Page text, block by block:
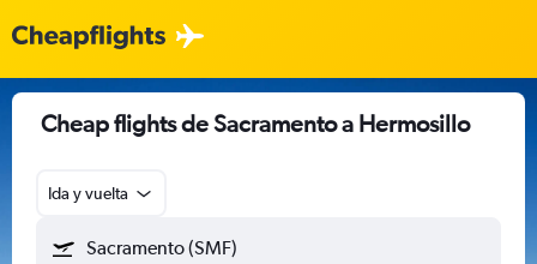
Cheap flights de Sacramento a Hermosillo
Ida y vuelta
Sacramento (SMF)